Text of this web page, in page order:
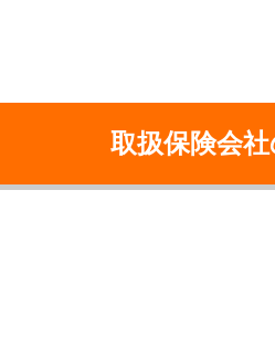
取扱保険会